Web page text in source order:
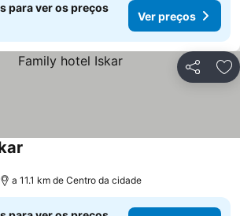
para ver os preços
Ver preços
Partilhar
a 11.1 km de Centro da cidade